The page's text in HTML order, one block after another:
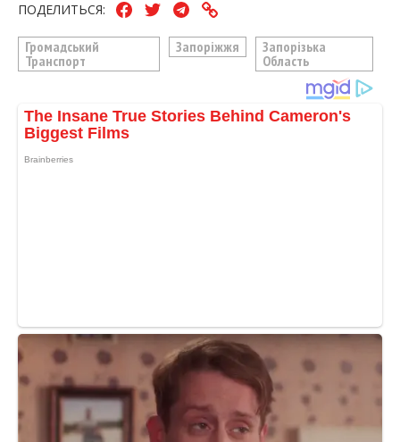
ПОДЕЛИТЬСЯ:
Громадський
Транспорт
Запоріжжя
Запорізька
Область